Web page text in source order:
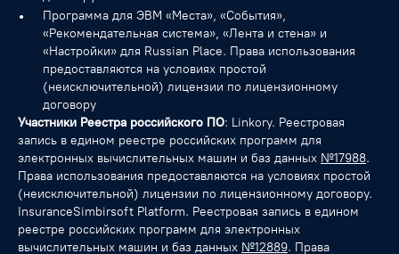
Программа для ЭВМ «Места», «События»,
«Рекомендательная система», «Лента и стена» и
«Настройки» для Russian Place. Права использования
предоставляются на условиях простой
(неисключительной) лицензии по лицензионному
договору
Участники Реестра российского ПО: Linkory. Реестровая
запись в едином реестре российских программ для
электронных вычислительных машин и баз данных №17988.
Права использования предоставляются на условиях простой
(неисключительной) лицензии по лицензионному договору.
InsuranceSimbirsoft Platform. Реестровая запись в едином
реестре российских программ для электронных
вычислительных машин и баз данных №12889. Права